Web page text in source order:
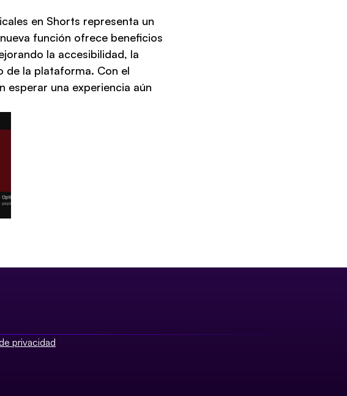
en Shorts representa un
función ofrece beneficios
la accesibilidad, la
de la plataforma. Con el
esperar una experiencia aún
privacidad